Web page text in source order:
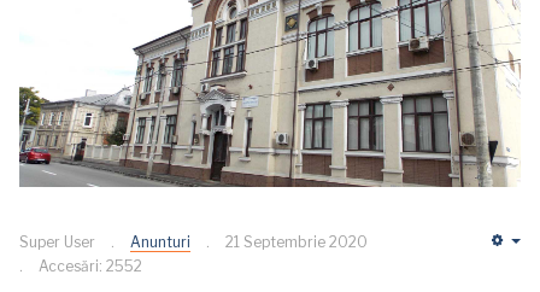
Super User Anunturi
21 Septembrie 2020
Accesări: 2552